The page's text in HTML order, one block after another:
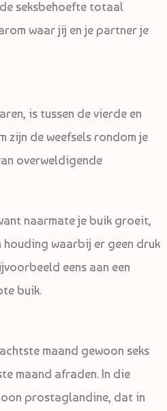
seksbehoefte totaal
waar jij en je partner je
is tussen de vierde en
zijn de weefsels rondom je
overweldigende
naarmate je buik groeit,
houding waarbij er geen druk
eens aan een
buik.
maand gewoon seks
maand afraden. In die
prostaglandine, dat in